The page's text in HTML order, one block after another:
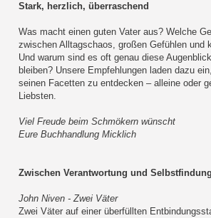
Stark, herzlich, überraschend
Was macht einen guten Vater aus? Welche
zwischen Alltagschaos, großen Gefühlen und
Und warum sind es oft genau diese
bleiben? Unsere Empfehlungen laden dazu
seinen Facetten zu entdecken – alleine oder
Liebsten.
Viel Freude beim Schmökern wünscht
Eure Buchhandlung Micklich
Zwischen Verantwortung und Selbstfindung
John Niven - Zwei Väter
Zwei Väter auf einer überfüllten